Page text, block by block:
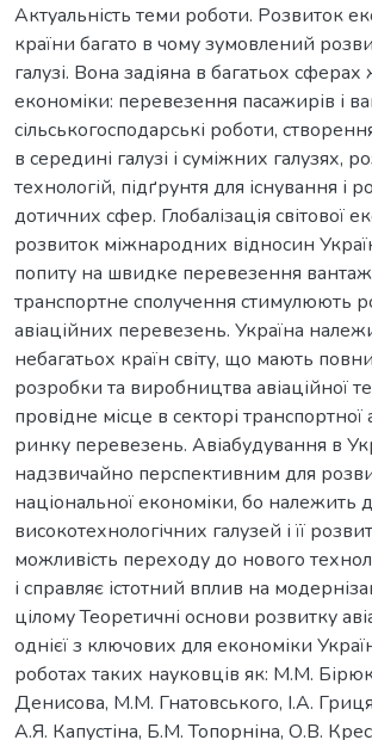
Актуальність теми роботи. Розвиток
країни багато в чому зумовлений
галузі. Вона задіяна в багатьох сферах
економіки: перевезення пасажирів і
сільськогосподарські роботи,
в середині галузі і суміжних галузях,
технологій, підґрунтя для існування і
дотичних сфер. Глобалізація світової
розвиток міжнародних відносин
попиту на швидке перевезення
транспортне сполучення стимулюють
авіаційних перевезень. Україна
небагатьох країн світу, що мають
розробки та виробництва авіаційної
провідне місце в секторі транспортної
ринку перевезень. Авіабудування в
надзвичайно перспективним для
національної економіки, бо належить
високотехнологічних галузей і її
можливість переходу до нового
і справляє істотний вплив на
цілому Теоретичні основи розвитку
однієї з ключових для економіки
роботах таких науковців як: М.М.
Денисова, М.М. Гнатовського, І.А.
А.Я. Капустіна, Б.М. Топорніна, О.В.